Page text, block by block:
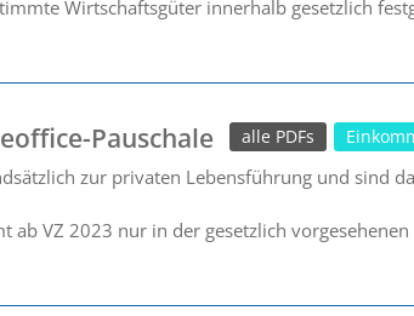
Wirtschaftsgüter innerhalb gesetzlich
Pauschale alle PDFs
zur privaten Lebensführung und sind
ab VZ 2023 nur in der gesetzlich